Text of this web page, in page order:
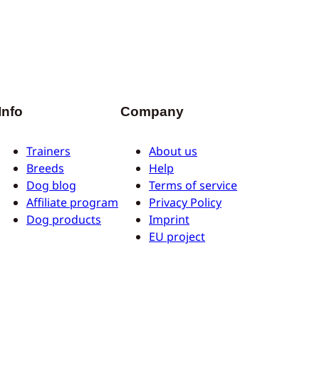
Trainers
Breeds
Dog blog
Affiliate program
Dog products
Company
About us
Help
Terms of service
Privacy Policy
Imprint
EU project